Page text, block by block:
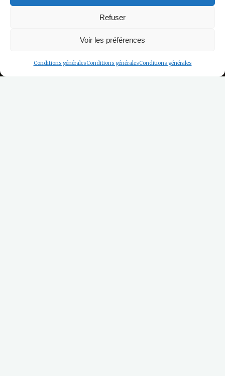
Refuser
Voir les préférences
Conditions généralesConditions généralesConditions générales
Home